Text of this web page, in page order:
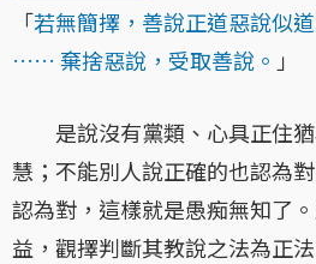
「若無簡擇，善說正道惡說似
…… 棄捨惡說，受取善說。 」
是說沒有黨類、心具正住猶
慧；不能別人說正確的也認為
認為對，這樣就是愚痴無知了
益，觀擇判斷其教說之法為正